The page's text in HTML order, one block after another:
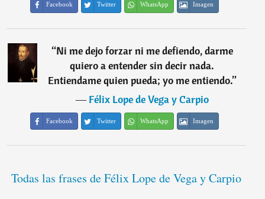
Facebook Twitter WhatsApp Imagen
“Ni me dejo forzar ni me defiendo, darme
quiero a entender sin decir nada.
Entiendame quien pueda; yo me entiendo.”
―Félix Lope de Vega y Carpio
Facebook Twitter WhatsApp Imagen
Todas las frases de Félix Lope de Vega y Carpio